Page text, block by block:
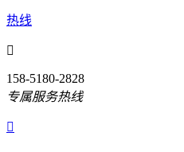
热线

158-5180-2828
专属服务热线
